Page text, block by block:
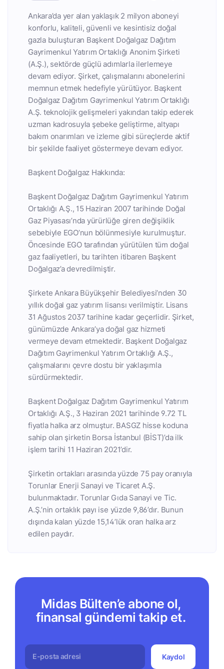
Ankara’da yer alan yaklaşık 2 milyon aboneyi
konforlu, kaliteli, güvenli ve kesintisiz doğal
gazla buluşturan Başkent Doğalgaz Dağıtım
Gayrimenkul Yatırım Ortaklığı Anonim Şirketi
(A.Ş.), sektörde güçlü adımlarla ilerlemeye
devam ediyor. Şirket, çalışmalarını abonelerini
memnun etmek hedefiyle yürütüyor. Başkent
Doğalgaz Dağıtım Gayrimenkul Yatırım Ortaklığı
A.Ş. teknolojik gelişmeleri yakından takip ederek
uzman kadrosuyla şebeke geliştirme, altyapı
bakım onarımları ve izleme gibi süreçlerde aktif
bir şekilde faaliyet göstermeye devam ediyor.
Başkent Doğalgaz Hakkında:
Başkent Doğalgaz Dağıtım Gayrimenkul Yatırım
Ortaklığı A.Ş., 15 Haziran 2007 tarihinde Doğal
Gaz Piyasası’nda yürürlüğe giren değişiklik
sebebiyle EGO’nun bölünmesiyle kurulmuştur.
Öncesinde EGO tarafından yürütülen tüm doğal
gaz faaliyetleri, bu tarihten itibaren Başkent
Doğalgaz’a devredilmiştir.
Şirkete Ankara Büyükşehir Belediyesi’nden 30
yıllık doğal gaz yatırım lisansı verilmiştir. Lisans
31 Ağustos 2037 tarihine kadar geçerlidir. Şirket,
günümüzde Ankara’ya doğal gaz hizmeti
vermeye devam etmektedir. Başkent Doğalgaz
Dağıtım Gayrimenkul Yatırım Ortaklığı A.Ş.,
çalışmalarını çevre dostu bir yaklaşımla
sürdürmektedir.
Başkent Doğalgaz Dağıtım Gayrimenkul Yatırım
Ortaklığı A.Ş., 3 Haziran 2021 tarihinde 9.72 TL
fiyatla halka arz olmuştur. BASGZ hisse koduna
sahip olan şirketin Borsa İstanbul (BİST)’da ilk
işlem tarihi 11 Haziran 2021’dir.
Şirketin ortakları arasında yüzde 75 pay oranıyla
Torunlar Enerji Sanayi ve Ticaret A.Ş.
bulunmaktadır. Torunlar Gıda Sanayi ve Tic.
A.Ş.’nin ortaklık payı ise yüzde 9,86’dır. Bunun
dışında kalan yüzde 15,14’lük oran halka arz
edilen paydır.
Midas Bülten’e abone ol,
finansal gündemi takip et.
Kaydol